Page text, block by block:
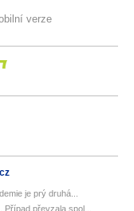
verze
je prý druhá...
Případ převzala spol...